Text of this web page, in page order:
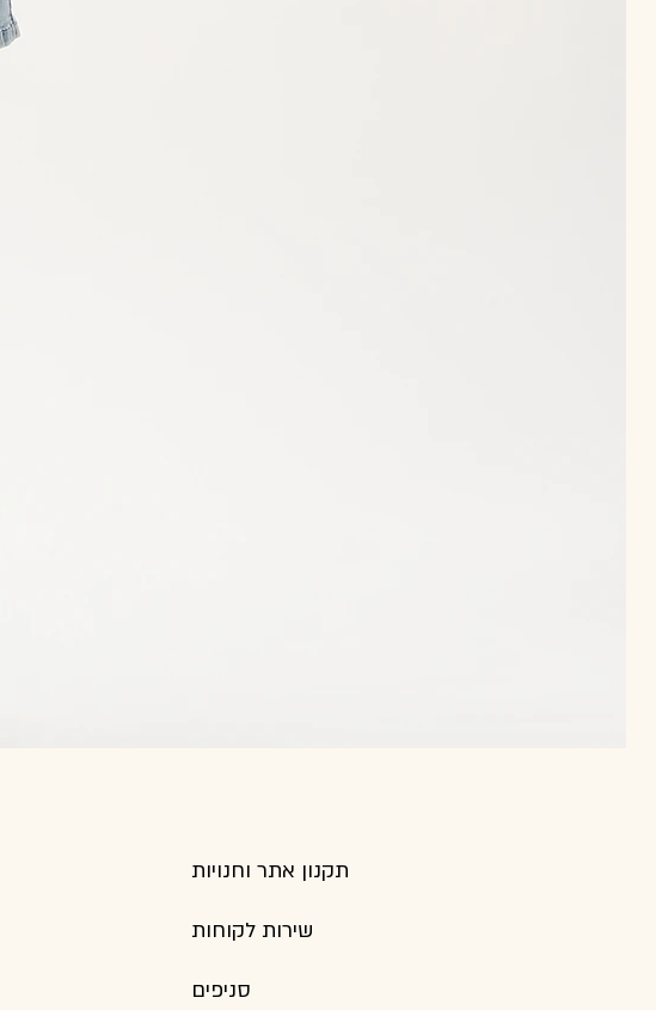
תקנון אתר וחנויות
שירות לקוחות
סניפים